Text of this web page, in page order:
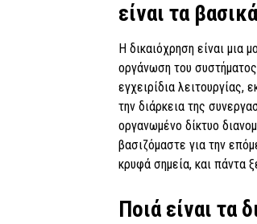
είναι τα
Η δικαιόχρηση είναι μια
οργάνωση του συστήματος
εγχειρίδια
την διάρκεια της
οργανωμένο δίκτυο
βασιζόμαστε για την
κρυφά σημεία, και πάντα
Ποιά είναι τα